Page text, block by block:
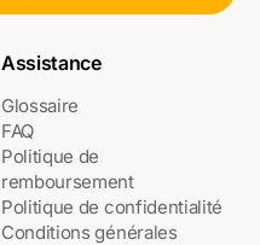
Assistance
Glossaire
FAQ
Politique de
remboursement
Politique de confidentialité
Conditions générales